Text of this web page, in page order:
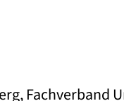
Fachverband